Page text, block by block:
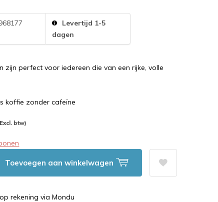
Levertijd 1-5
dagen
zijn perfect voor iedereen die van een rijke, volle
koffie zonder cafeïne
btw)
Toevoegen aan winkelwagen
rekening via Mondu